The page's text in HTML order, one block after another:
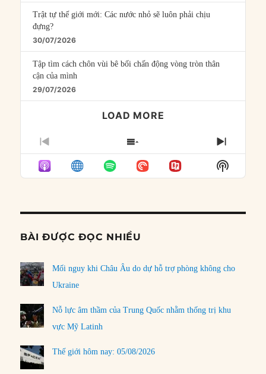
Trật tự thế giới mới: Các nước nhỏ sẽ luôn phải chịu
đựng?
30/07/2026
Tập tìm cách chôn vùi bê bối chấn động vòng tròn thân
cận của mình
29/07/2026
LOAD MORE
PREVIOUS
EPISODE
SHOW
EPISODES
LIST
NEXT
Show
Podcast
BÀI ĐƯỢC ĐỌC NHIỀU
Mối nguy khi Châu Âu do dự hỗ trợ phòng không cho
Ukraine
Nỗ lực âm thầm của Trung Quốc nhằm thống trị khu
vực Mỹ Latinh
Thế giới hôm nay: 05/08/2026